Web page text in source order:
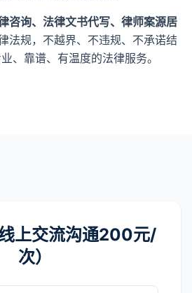
咨询、法律文书代写、律师案源居
法规，不越界、不违规、不承诺结
、靠谱、有温度的法律服务。
上交流沟通200元/
次）